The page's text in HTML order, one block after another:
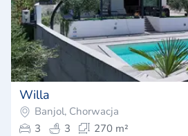
Willa
Banjol, Chorwacja
3
3
270 m²